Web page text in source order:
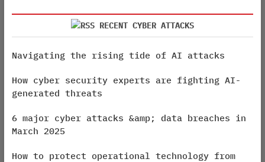
RECENT CYBER ATTACKS
Navigating the rising tide of AI attacks
How cyber security experts are fighting AI-
generated threats
6 major cyber attacks &amp; data breaches in
March 2025
How to protect operational technology from